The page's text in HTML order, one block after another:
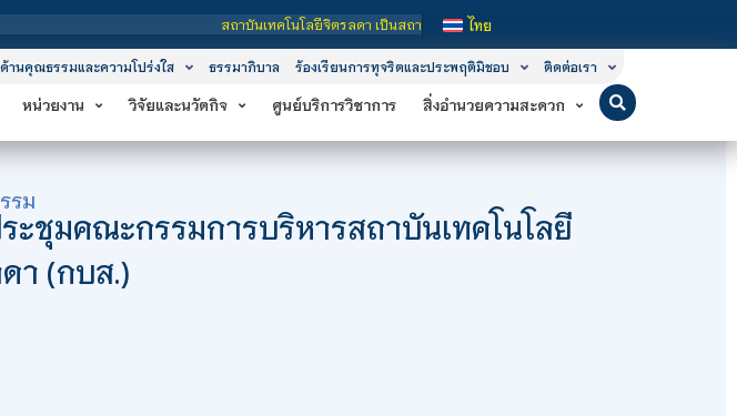
สถาบันเทคโนโลยีจิตรลดา เป็นสถาบันอุดมศึกษาในกำกับของรัฐ เปิดหลักสูตรการเรียนการสอน 3 ระดับ คื
ไทย
านคุณธรรมและความโปร่งใส ธรรมาภิบาล ร้องเรียนการทุจริตและประพฤติมิชอบ ติดต่อเรา
หน่วยงาน วิจัยและนวัตกิจ ศูนย์บริการวิชาการ สิ่งอำนวยความสะดวก
รม
ะชุมคณะกรรมการบริหารสถาบันเทคโนโลยี
า (กบส.)